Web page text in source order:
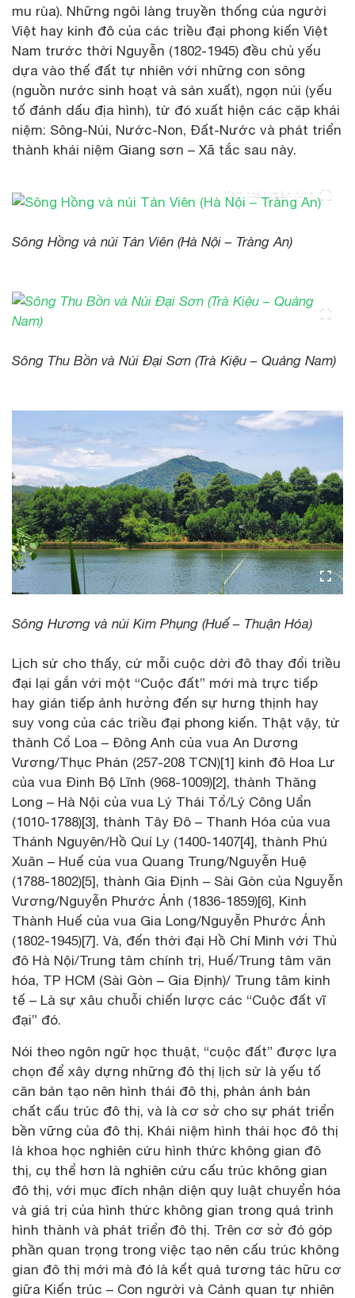
mu rùa). Những ngôi làng truyền thống của người
Việt hay kinh đô của các triều đại phong kiến Việt
Nam trước thời Nguyễn (1802-1945) đều chủ yếu
dựa vào thế đất tự nhiên với những con sông
(nguồn nước sinh hoạt và sản xuất), ngọn núi (yếu
tố đánh dấu địa hình), từ đó xuất hiện các cặp khái
niệm: Sông-Núi, Nước-Non, Đất-Nước và phát triển
thành khái niệm Giang sơn – Xã tắc sau này.
Xem toàn màn hình
Sông Hồng và núi Tản Viên (Hà Nội – Tràng An)
Sông Thu Bồn và Núi Đại Sơn (Trà Kiệu – Quảng Nam)
Sông Hương và núi Kim Phụng (Huế – Thuận Hóa)
Lịch sử cho thấy, cứ mỗi cuộc dời đô thay đổi triều
đại lại gắn với một “Cuộc đất” mới mà trực tiếp
hay gián tiếp ảnh hưởng đến sự hưng thịnh hay
suy vong của các triều đại phong kiến. Thật vậy, từ
thành Cổ Loa – Đông Anh của vua An Dương
Vương/Thục Phán (257-208 TCN)[1] kinh đô Hoa Lư
của vua Đinh Bộ Lĩnh (968-1009)[2], thành Thăng
Long – Hà Nội của vua Lý Thái Tổ/Lý Công Uẩn
(1010-1788)[3], thành Tây Đô – Thanh Hóa của vua
Thánh Nguyên/Hồ Quí Ly (1400-1407[4], thành Phú
Xuân – Huế của vua Quang Trung/Nguyễn Huệ
(1788-1802)[5], thành Gia Định – Sài Gòn của Nguyễn
Vương/Nguyễn Phước Ánh (1836-1859)[6], Kinh
Thành Huế của vua Gia Long/Nguyễn Phước Ánh
(1802-1945)[7]. Và, đến thời đại Hồ Chí Minh với Thủ
đô Hà Nội/Trung tâm chính trị, Huế/Trung tâm văn
hóa, TP HCM (Sài Gòn – Gia Định)/ Trung tâm kinh
tế – Là sự xâu chuỗi chiến lược các “Cuộc đất vĩ
đại” đó.
Nói theo ngôn ngữ học thuật, “cuộc đất” được lựa
chọn để xây dựng những đô thị lịch sử là yếu tố
căn bản tạo nên hình thái đô thị, phản ánh bản
chất cấu trúc đô thị, và là cơ sở cho sự phát triển
bền vững của đô thị. Khái niệm hình thái học đô thị
là khoa học nghiên cứu hình thức không gian đô
thị, cụ thể hơn là nghiên cứu cấu trúc không gian
đô thị, với mục đích nhận diện quy luật chuyển hóa
và giá trị của hình thức không gian trong quá trình
hình thành và phát triển đô thị. Trên cơ sở đó góp
phần quan trọng trong việc tạo nên cấu trúc không
gian đô thị mới mà đó là kết quả tương tác hữu cơ
giữa Kiến trúc – Con người và Cảnh quan tự nhiên